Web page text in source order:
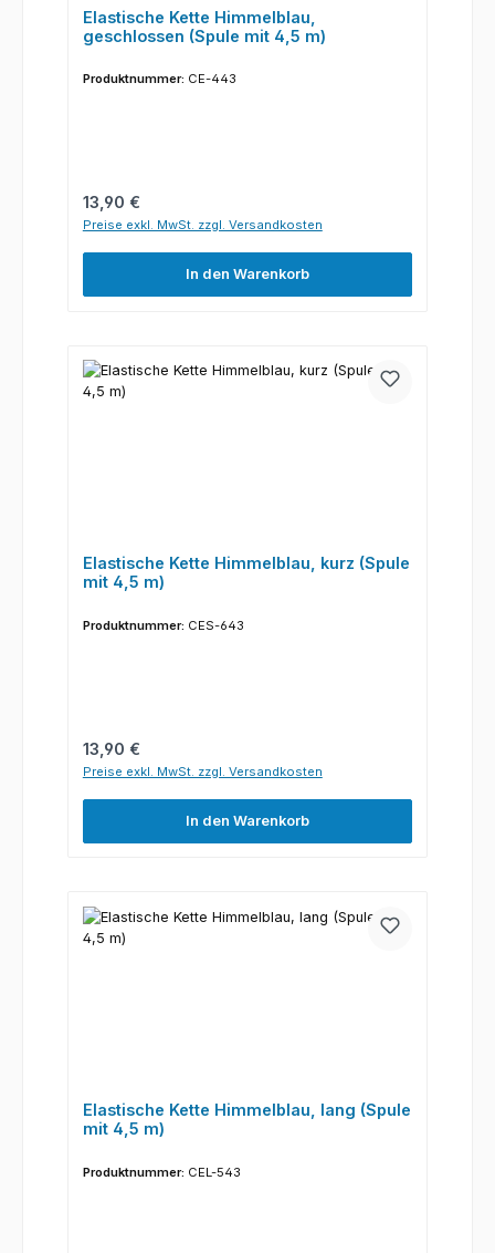
Elastische Kette Himmelblau,
geschlossen (Spule mit 4,5 m)
Produktnummer: CE-443
Regulärer Preis:
13,90 €
Preise exkl. MwSt. zzgl. Versandkosten
In den Warenkorb
Elastische Kette Himmelblau, kurz (Spule
mit 4,5 m)
Produktnummer: CES-643
Regulärer Preis:
13,90 €
Preise exkl. MwSt. zzgl. Versandkosten
In den Warenkorb
Elastische Kette Himmelblau, lang (Spule
mit 4,5 m)
Produktnummer: CEL-543